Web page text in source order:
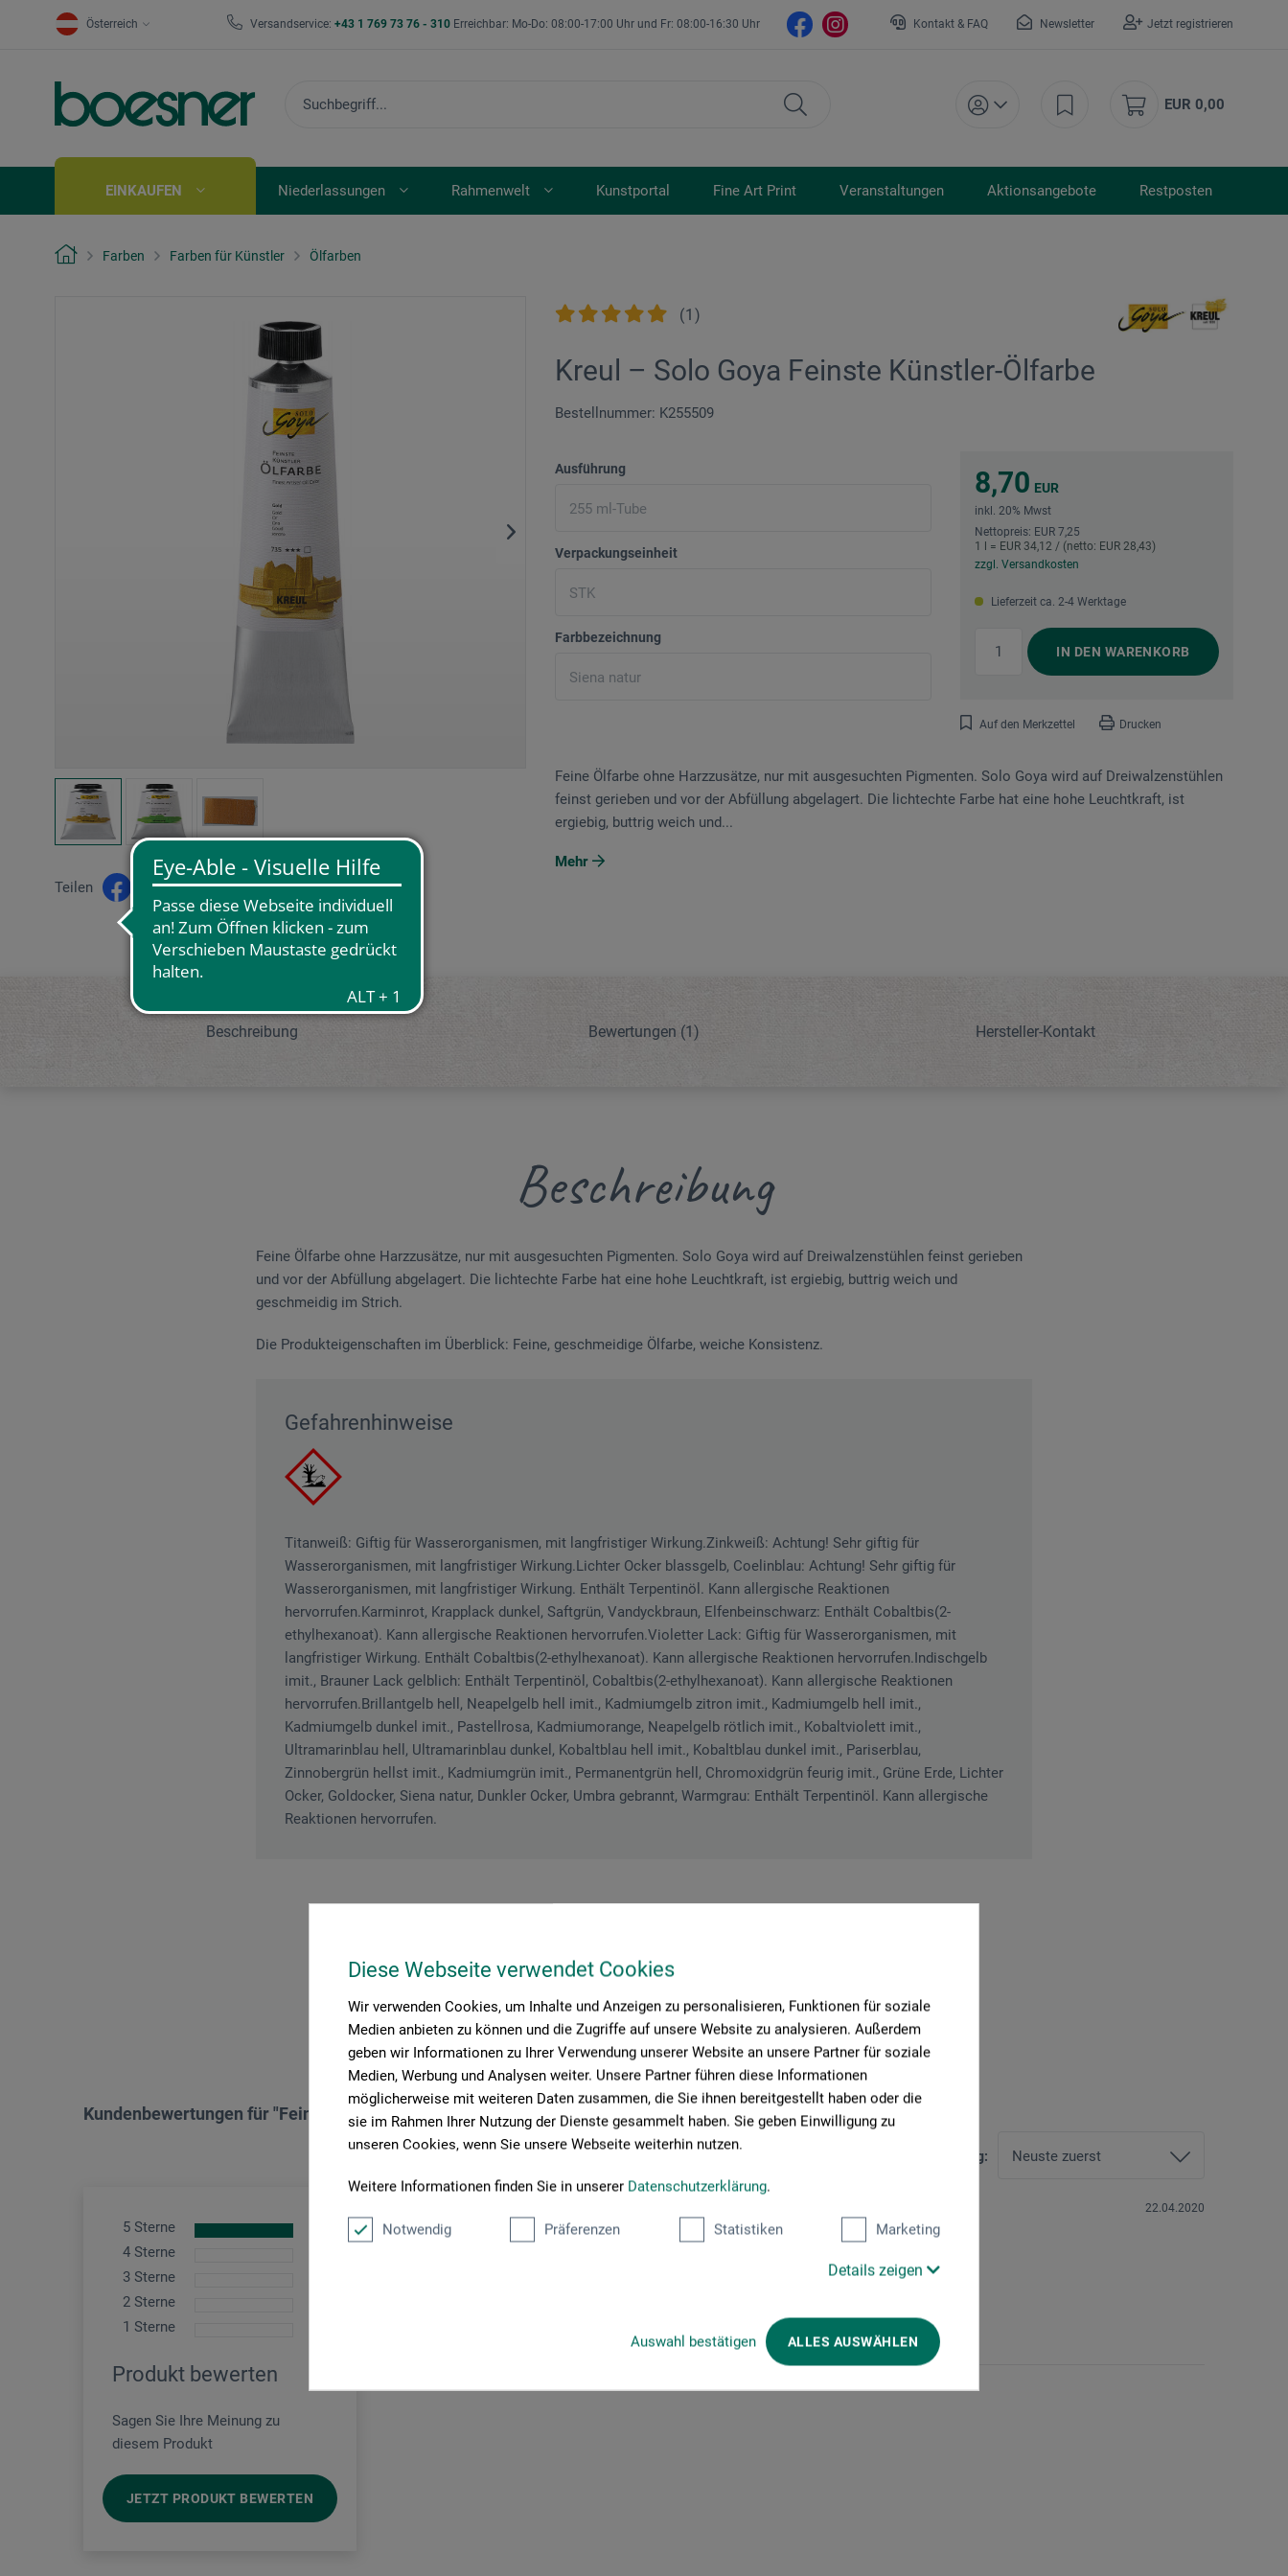
Diese Webseite verwendet Cookies
Wir verwenden Cookies, um Inhalte und Anzeigen zu personalisieren, Funktionen für soziale
Medien anbieten zu können und die Zugriffe auf unsere Website zu analysieren. Außerdem
geben wir Informationen zu Ihrer Verwendung unserer Website an unsere Partner für soziale
Medien, Werbung und Analysen weiter. Unsere Partner führen diese Informationen
möglicherweise mit weiteren Daten zusammen, die Sie ihnen bereitgestellt haben oder die
sie im Rahmen Ihrer Nutzung der Dienste gesammelt haben. Sie geben Einwilligung zu
unseren Cookies, wenn Sie unsere Webseite weiterhin nutzen.
Weitere Informationen finden Sie in unserer Datenschutzerklärung.
Notwendig Präferenzen Statistiken Marketing
Details zeigen
Auswahl bestätigen ALLES AUSWÄHLEN
Österreich Versandservice: +43 1 769 73 76 - 310 Erreichbar: Mo-Do: 08:00-17:00 Uhr und Fr: 08:00-16:30 Uhr Kontakt & FAQ Newsletter Jetzt registrieren
EUR 0,00
EINKAUFEN Niederlassungen Rahmenwelt Kunstportal Fine Art Print Veranstaltungen Aktionsangebote Restposten
Farben Farben für Künstler Ölfarben
(1 )
Kreul – Solo Goya Feinste Künstler-Ölfarbe
Bestellnummer: K255509
Ausführung
Verpackungseinheit
Farbbezeichnung
8,70 EUR
inkl. 20% Mwst
Nettopreis: EUR 7,25
1 l = EUR 34,12 / (netto: EUR 28,43)
zzgl. Versandkosten
Lieferzeit ca. 2-4 Werktage
IN DEN WARENKORB
Auf den Merkzettel Drucken
Teilen
Feine Ölfarbe ohne Harzzusätze, nur mit ausgesuchten Pigmenten. Solo Goya wird auf Dreiwalzenstühlen
feinst gerieben und vor der Abfüllung abgelagert. Die lichtechte Farbe hat eine hohe Leuchtkraft, ist
ergiebig, buttrig weich und...
Mehr
Beschreibung Bewertungen (1) Hersteller-Kontakt
Beschreibung
Feine Ölfarbe ohne Harzzusätze, nur mit ausgesuchten Pigmenten. Solo Goya wird auf Dreiwalzenstühlen feinst gerieben
und vor der Abfüllung abgelagert. Die lichtechte Farbe hat eine hohe Leuchtkraft, ist ergiebig, buttrig weich und
geschmeidig im Strich.
Die Produkteigenschaften im Überblick: Feine, geschmeidige Ölfarbe, weiche Konsistenz.
Gefahrenhinweise
Titanweiß: Giftig für Wasserorganismen, mit langfristiger Wirkung.Zinkweiß: Achtung! Sehr giftig für
Wasserorganismen, mit langfristiger Wirkung.Lichter Ocker blassgelb, Coelinblau: Achtung! Sehr giftig für
Wasserorganismen, mit langfristiger Wirkung. Enthält Terpentinöl. Kann allergische Reaktionen
hervorrufen.Karminrot, Krapplack dunkel, Saftgrün, Vandyckbraun, Elfenbeinschwarz: Enthält Cobaltbis(2-
ethylhexanoat). Kann allergische Reaktionen hervorrufen.Violetter Lack: Giftig für Wasserorganismen, mit
langfristiger Wirkung. Enthält Cobaltbis(2-ethylhexanoat). Kann allergische Reaktionen hervorrufen.Indischgelb
imit., Brauner Lack gelblich: Enthält Terpentinöl, Cobaltbis(2-ethylhexanoat). Kann allergische Reaktionen
hervorrufen.Brillantgelb hell, Neapelgelb hell imit., Kadmiumgelb zitron imit., Kadmiumgelb hell imit.,
Kadmiumgelb dunkel imit., Pastellrosa, Kadmiumorange, Neapelgelb rötlich imit., Kobaltviolett imit.,
Ultramarinblau hell, Ultramarinblau dunkel, Kobaltblau hell imit., Kobaltblau dunkel imit., Pariserblau,
Zinnobergrün hellst imit., Kadmiumgrün imit., Permanentgrün hell, Chromoxidgrün feurig imit., Grüne Erde, Lichter
Ocker, Goldocker, Siena natur, Dunkler Ocker, Umbra gebrannt, Warmgrau: Enthält Terpentinöl. Kann allergische
Reaktionen hervorrufen.
Produktbewertungen (1)
Kundenbewertungen für "Feinste Künstler-Ölfarbe"
Sortierung:
5 Sterne
4 Sterne
3 Sterne
2 Sterne
1 Sterne
Produkt bewerten
Sagen Sie Ihre Meinung zu
diesem Produkt
JETZT PRODUKT BEWERTEN
22.04.2020
starke Farbe